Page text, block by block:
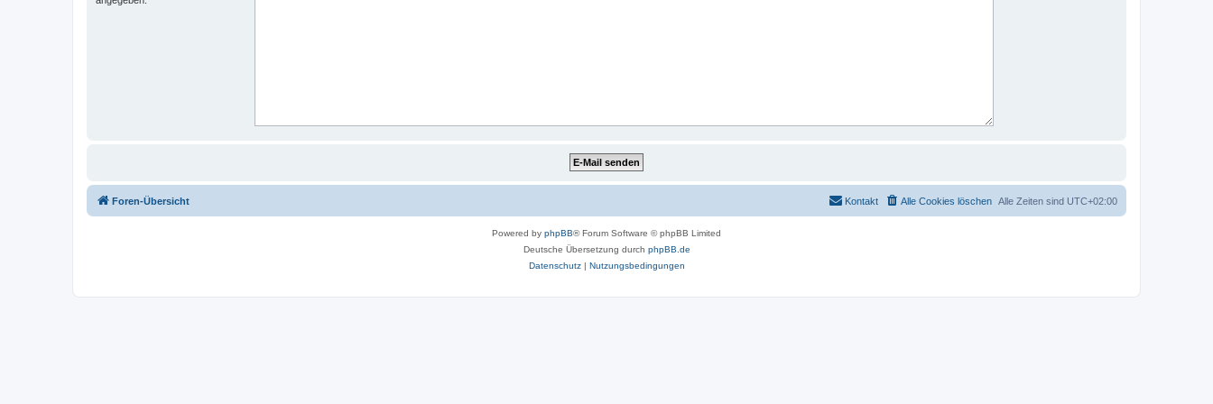
Foren-Übersicht Alle Zeiten sind UTC+02:00
Alle Cookies löschen
Kontakt
Powered by phpBB® Forum Software © phpBB Limited
Deutsche Übersetzung durch phpBB.de
Datenschutz| Nutzungsbedingungen